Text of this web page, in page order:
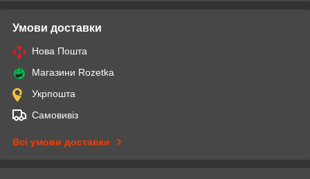
Умови доставки
Нова Пошта
Магазини Rozetka
Укрпошта
Самовивіз
Всі умови доставки